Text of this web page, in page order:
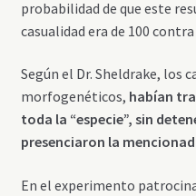
probabilidad de que este
casualidad era de 100
Según el Dr. Sheldrake, los
morfogenéticos, habían
toda la “especie”, sin
presenciaron la
En el experimento